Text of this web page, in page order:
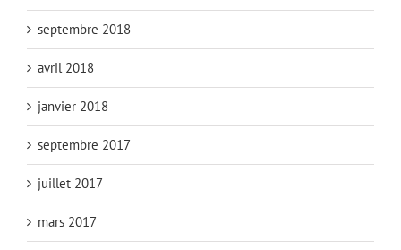
septembre 2018
avril 2018
janvier 2018
septembre 2017
juillet 2017
mars 2017